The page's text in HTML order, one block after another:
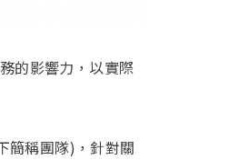
的影響力，以實際
簡稱團隊)，針對關